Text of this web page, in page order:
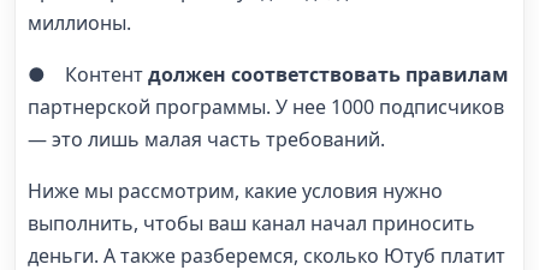
миллионы.
● Контентдолжен соответствовать правилам
партнерской программы. У нее 1000 подписчиков
— это лишь малая часть требований.
Ниже мы рассмотрим, какие условия нужно
выполнить, чтобы ваш канал начал приносить
деньги. А также разберемся, сколько Ютуб платит